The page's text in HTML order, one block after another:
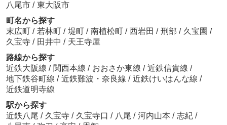
八尾市 / 東大阪市
町名から探す
末広町 / 若林町 / 堤町 / 南植松町 / 西岩田 / 刑部 / 久宝園 /
久宝寺 / 田井中 / 天王寺屋
路線から探す
近鉄大阪線 / 関西本線 / おおさか東線 / 近鉄信貴線 /
地下鉄谷町線 / 近鉄難波・奈良線 / 近鉄けいはんな線 /
近鉄道明寺線
駅から探す
近鉄八尾 / 久宝寺 / 久宝寺口 / 八尾 / 河内山本 / 志紀 /